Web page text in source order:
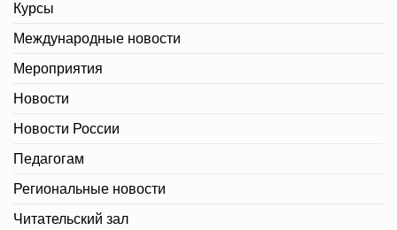
Курсы
Международные новости
Мероприятия
Новости
Новости России
Педагогам
Региональные новости
Читательский зал